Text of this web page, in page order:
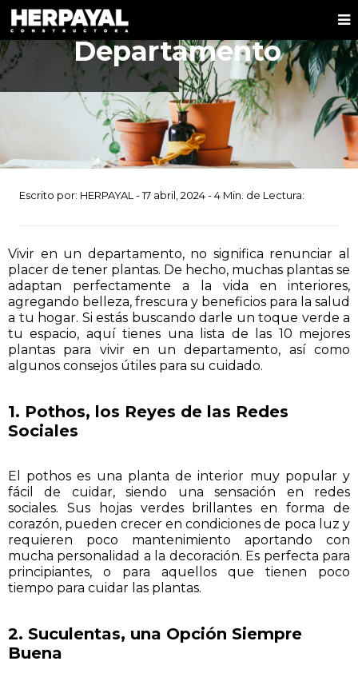
tu
Departamento
Escrito por: HERPAYAL -17 abril, 2024-4 Min. de Lectura:
Vivir en un departamento, no significa renunciar al
placer de tener plantas. De hecho, muchas plantas se
adaptan perfectamente a la vida en interiores,
agregando belleza, frescura y beneficios para la salud
a tu hogar. Si estás buscando darle un toque verde a
tu espacio, aquí tienes una lista de las 10 mejores
plantas para vivir en un departamento, así como
algunos consejos útiles para su cuidado.
1. Pothos, los Reyes de las Redes
Sociales
El pothos es una planta de interior muy popular y
fácil de cuidar, siendo una sensación en redes
sociales. Sus hojas verdes brillantes en forma de
corazón, pueden crecer en condiciones de poca luz y
requieren poco mantenimiento aportando con
mucha personalidad a la decoración. Es perfecta para
principiantes, o para aquellos que tienen poco
tiempo para cuidar las plantas.
2. Suculentas, una Opción Siempre
Buena